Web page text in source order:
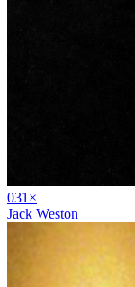
031 ×
Jack Weston